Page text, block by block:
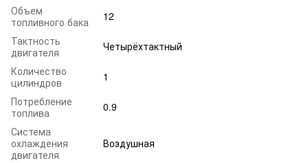
Объем
топливного бака
12
Тактность
двигателя
Четырёхтактный
Количество
цилиндров
1
Потребление
топлива
0.9
Система
охлаждения
двигателя
Воздушная